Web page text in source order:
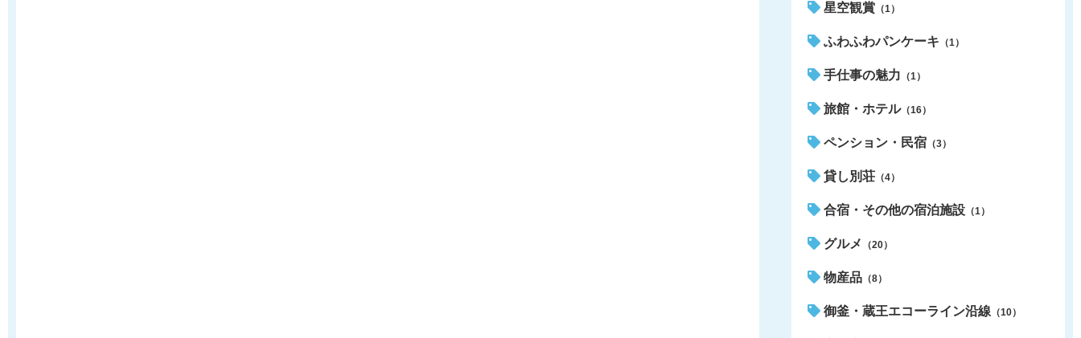
星空観賞 （1）
ふわふわパンケーキ （1）
手仕事の魅力 （1）
旅館・ホテル（16）
ペンション・民宿 （3）
貸し別荘 （4）
合宿・その他の宿泊施設 （1）
グルメ （20）
物産品 （8）
御釜・蔵王エコーライン沿線 （10）